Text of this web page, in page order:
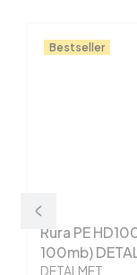
Bestseller
Rura PE
100mb)
PRODUCENT
DETALMET